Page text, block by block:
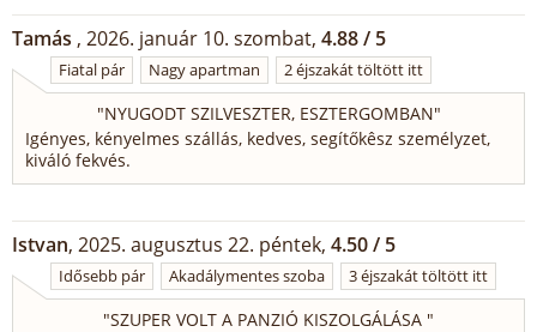
Tamás , 2026. január 10. szombat, 4.88 / 5
Fiatal pár Nagy apartman 2 éjszakát töltött itt
"NYUGODT SZILVESZTER, ESZTERGOMBAN"
Igényes, kényelmes szállás, kedves, segítőkêsz személyzet,
kiváló fekvés.
Istvan, 2025. augusztus 22. péntek, 4.50 / 5
Idősebb pár Akadálymentes szoba 3 éjszakát töltött itt
"SZUPER VOLT A PANZIÓ KISZOLGÁLÁSA "